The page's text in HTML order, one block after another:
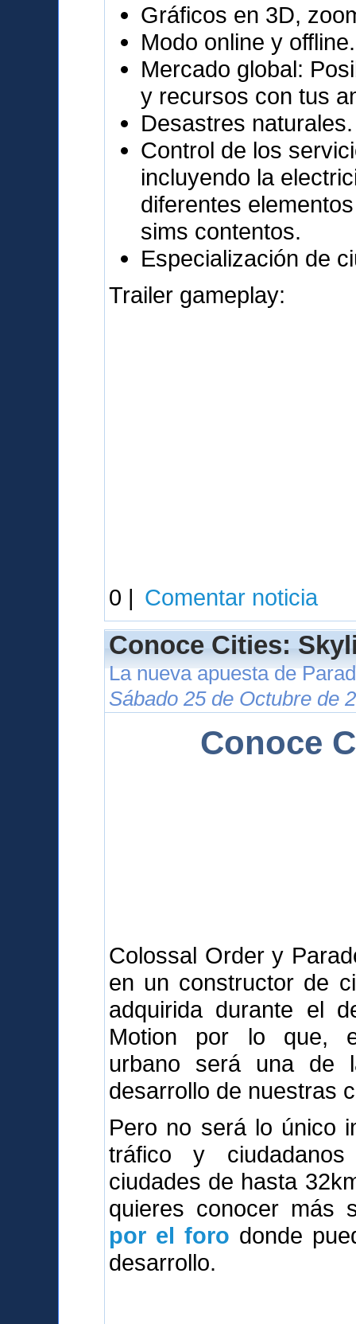
Gráficos en 3D,
Modo online y offline.
Mercado global:
y recursos con tus
Desastres naturales.
Control de los
incluyendo la
diferentes
sims contentos.
Especialización de
Trailer gameplay:
0 | Comentar noticia
Conoce Cities:
La nueva apuesta de
Sábado 25 de Octubre de
Conoce
Colossal Order y
en un constructor de
adquirida durante el
Motion por lo que,
urbano será una de
desarrollo de nuestras
Pero no será lo único
tráfico y
ciudades de hasta
quieres conocer más
por el foro donde
desarrollo.